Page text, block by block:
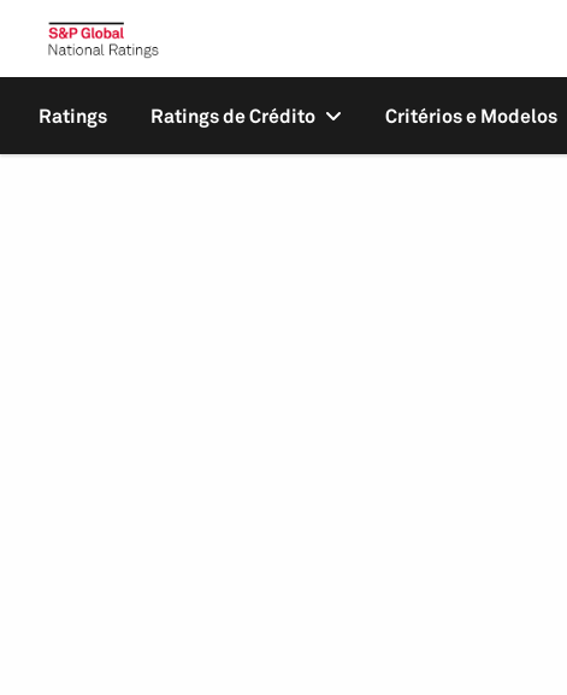
Ratings Ratings de Crédito Critérios e Modelos